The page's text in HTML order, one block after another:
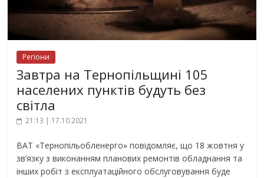
Регіони
Завтра на Тернопільщині 105
населених пунктів будуть без
світла
21:13 | 17.10.2021
ВАТ «Тернопільобленерго» повідомляє, що 18 жовтня у
зв’язку з виконанням планових ремонтів обладнання та
інших робіт з експлуатаційного обслуговування буде